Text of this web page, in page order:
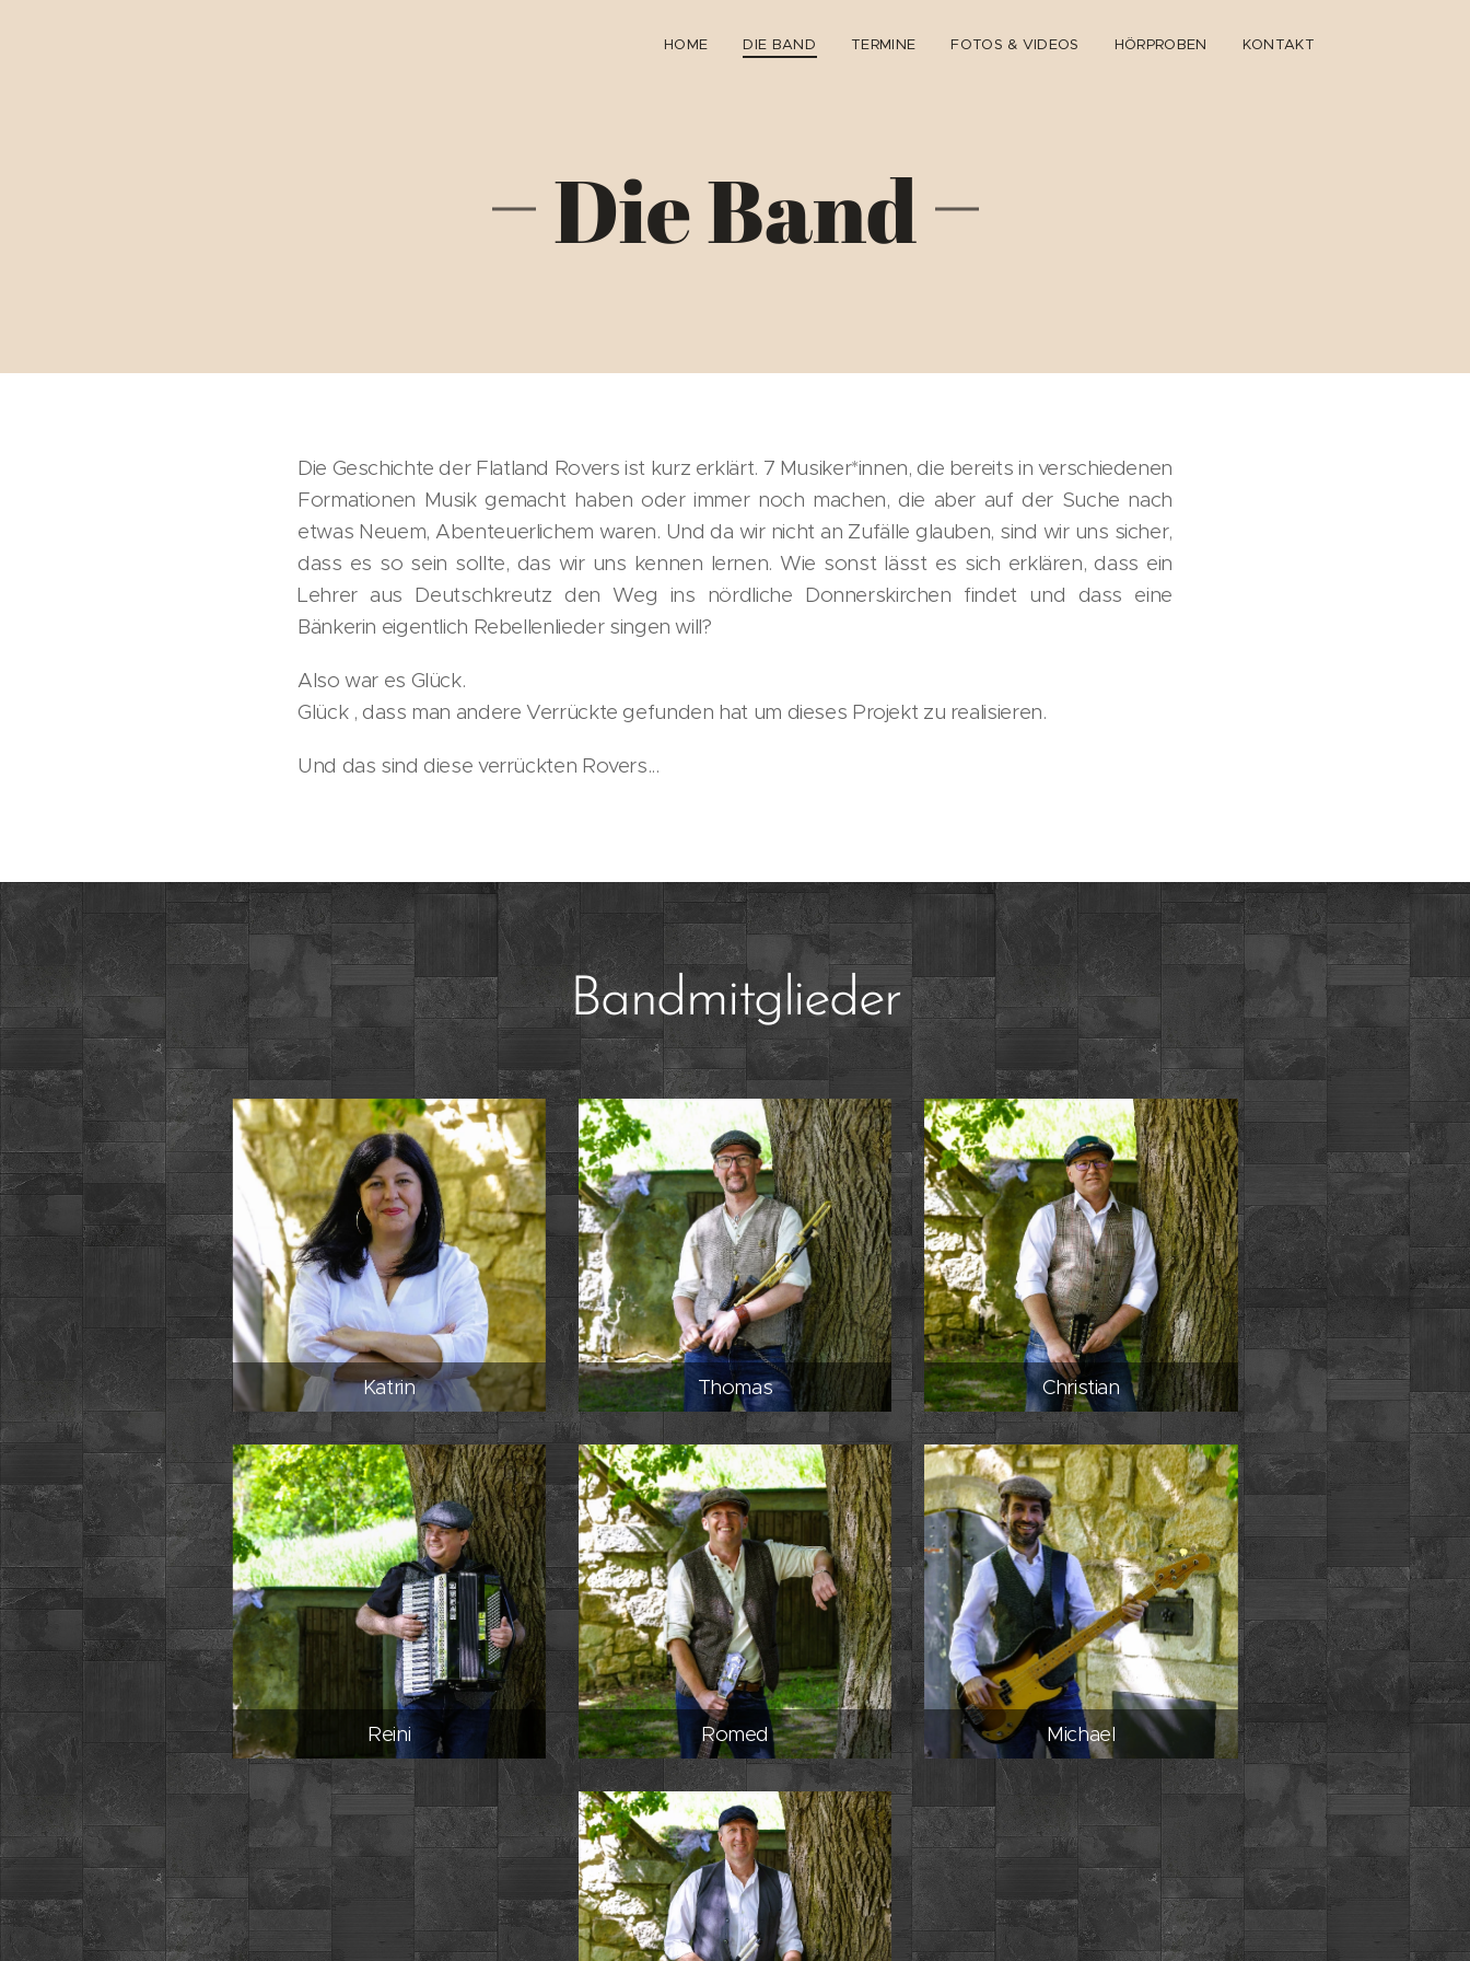
HOME DIE BAND TERMINE FOTOS & VIDEOS HÖRPROBEN KONTAKT
Die Band
Die Geschichte der Flatland Rovers ist kurz erklärt. 7 Musiker*innen, die bereits in verschiedenen
Formationen Musik gemacht haben oder immer noch machen, die aber auf der Suche nach
etwas Neuem, Abenteuerlichem waren. Und da wir nicht an Zufälle glauben, sind wir uns sicher,
dass es so sein sollte, das wir uns kennen lernen. Wie sonst lässt es sich erklären, dass ein
Lehrer aus Deutschkreutz den Weg ins nördliche Donnerskirchen findet und dass eine
Bänkerin eigentlich Rebellenlieder singen will?
Also war es Glück.
Glück , dass man andere Verrückte gefunden hat um dieses Projekt zu realisieren.
Und das sind diese verrückten Rovers...
Bandmitglieder
Katrin Thomas Christian
Reini Romed Michael